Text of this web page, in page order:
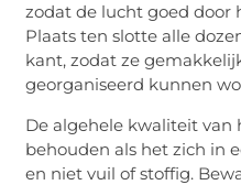
zodat de lucht goed door
Plaats ten slotte alle
kant, zodat ze
georganiseerd kunnen
De algehele kwaliteit
behouden als het zich in
en niet vuil of stoffig.